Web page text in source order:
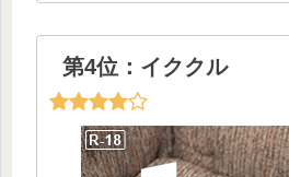
第4位：イククル